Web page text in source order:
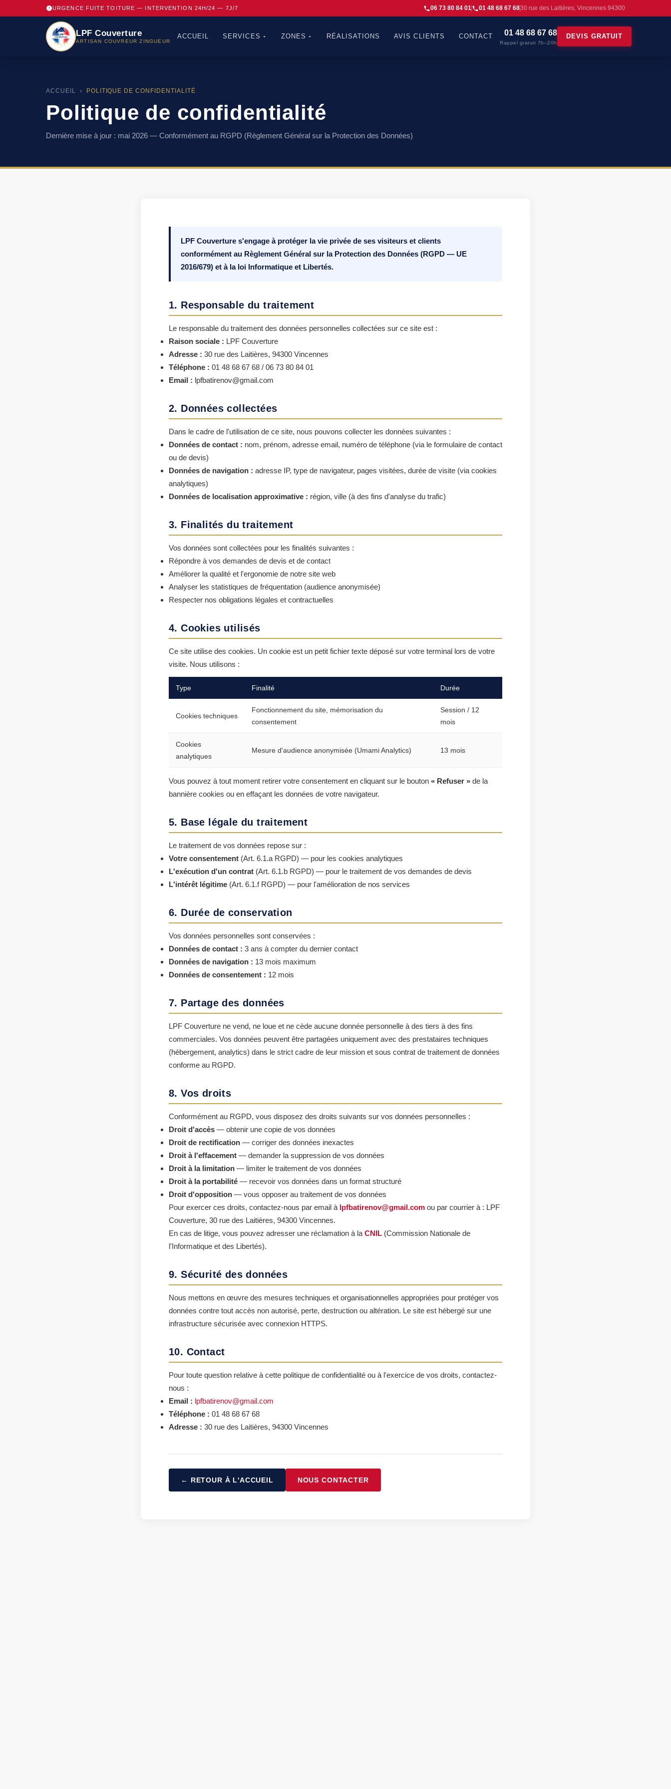
URGENCE FUITE TOITURE — INTERVENTION 24H/24 — 7J/7 06 73 80 84 01 01 48 68 67 6830 rue des Laitières, Vincennes 94300
LPF Couverture
ARTISAN COUVREUR ZINGUEUR
ACCUEIL SERVICES ZONES RÉALISATIONS AVIS CLIENTS CONTACT 01 48 68 67 68
Rappel gratuit 7h–20h
DEVIS GRATUIT
ACCUEIL › POLITIQUE DE CONFIDENTIALITÉ
Politique de confidentialité
Dernière mise à jour : mai 2026 — Conformément au RGPD (Règlement Général sur la Protection des Données)
LPF Couverture s'engage à protéger la vie privée de ses visiteurs et clients
conformément au Règlement Général sur la Protection des Données (RGPD — UE
2016/679) et à la loi Informatique et Libertés.
1. Responsable du traitement
Le responsable du traitement des données personnelles collectées sur ce site est :
Raison sociale : LPF Couverture
Adresse : 30 rue des Laitières, 94300 Vincennes
Téléphone : 01 48 68 67 68 / 06 73 80 84 01
Email : lpfbatirenov@gmail.com
2. Données collectées
Dans le cadre de l'utilisation de ce site, nous pouvons collecter les données suivantes :
Données de contact : nom, prénom, adresse email, numéro de téléphone (via le formulaire de contact
ou de devis)
Données de navigation : adresse IP, type de navigateur, pages visitées, durée de visite (via cookies
analytiques)
Données de localisation approximative : région, ville (à des fins d'analyse du trafic)
3. Finalités du traitement
Vos données sont collectées pour les finalités suivantes :
Répondre à vos demandes de devis et de contact
Améliorer la qualité et l'ergonomie de notre site web
Analyser les statistiques de fréquentation (audience anonymisée)
Respecter nos obligations légales et contractuelles
4. Cookies utilisés
Ce site utilise des cookies. Un cookie est un petit fichier texte déposé sur votre terminal lors de votre
visite. Nous utilisons :
Type Finalité Durée
Cookies techniques
Fonctionnement du site, mémorisation du
consentement
Session / 12
mois
Cookies
analytiques
Mesure d'audience anonymisée (Umami Analytics) 13 mois
Vous pouvez à tout moment retirer votre consentement en cliquant sur le bouton « Refuser » de la
bannière cookies ou en effaçant les données de votre navigateur.
5. Base légale du traitement
Le traitement de vos données repose sur :
Votre consentement (Art. 6.1.a RGPD) — pour les cookies analytiques
L'exécution d'un contrat (Art. 6.1.b RGPD) — pour le traitement de vos demandes de devis
L'intérêt légitime (Art. 6.1.f RGPD) — pour l'amélioration de nos services
6. Durée de conservation
Vos données personnelles sont conservées :
Données de contact : 3 ans à compter du dernier contact
Données de navigation : 13 mois maximum
Données de consentement : 12 mois
7. Partage des données
LPF Couverture ne vend, ne loue et ne cède aucune donnée personnelle à des tiers à des fins
commerciales. Vos données peuvent être partagées uniquement avec des prestataires techniques
(hébergement, analytics) dans le strict cadre de leur mission et sous contrat de traitement de données
conforme au RGPD.
8. Vos droits
Conformément au RGPD, vous disposez des droits suivants sur vos données personnelles :
Droit d'accès — obtenir une copie de vos données
Droit de rectification — corriger des données inexactes
Droit à l'effacement — demander la suppression de vos données
Droit à la limitation — limiter le traitement de vos données
Droit à la portabilité — recevoir vos données dans un format structuré
Droit d'opposition — vous opposer au traitement de vos données
Pour exercer ces droits, contactez-nous par email à lpfbatirenov@gmail.com ou par courrier à : LPF
Couverture, 30 rue des Laitières, 94300 Vincennes.
En cas de litige, vous pouvez adresser une réclamation à la CNIL (Commission Nationale de
l'Informatique et des Libertés).
9. Sécurité des données
Nous mettons en œuvre des mesures techniques et organisationnelles appropriées pour protéger vos
données contre tout accès non autorisé, perte, destruction ou altération. Le site est hébergé sur une
infrastructure sécurisée avec connexion HTTPS.
10. Contact
Pour toute question relative à cette politique de confidentialité ou à l'exercice de vos droits, contactez-
nous :
Email : lpfbatirenov@gmail.com
Téléphone : 01 48 68 67 68
Adresse : 30 rue des Laitières, 94300 Vincennes
← RETOUR À L'ACCUEIL NOUS CONTACTER